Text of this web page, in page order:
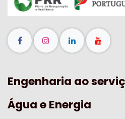
Engenharia ao
Água e Energia